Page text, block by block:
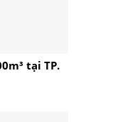
tại TP.